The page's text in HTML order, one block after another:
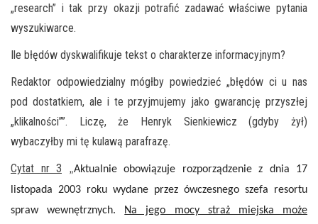
„research” i tak przy okazji potrafić zadawać właściwe pytania
wyszukiwarce.
Ile błędów dyskwalifikuje tekst o charakterze informacyjnym?
Redaktor odpowiedzialny mógłby powiedzieć „błędów ci u nas
pod dostatkiem, ale i te przyjmujemy jako gwarancję przyszłej
„klikalności””. Liczę, że Henryk Sienkiewicz (gdyby żył)
wybaczyłby mi tę kulawą parafrazę.
Cytat nr 3
„Aktualnie obowiązuje rozporządzenie z dnia 17
listopada 2003 roku wydane przez ówczesnego szefa resortu
spraw wewnętrznych.
Na jego mocy straż miejska może